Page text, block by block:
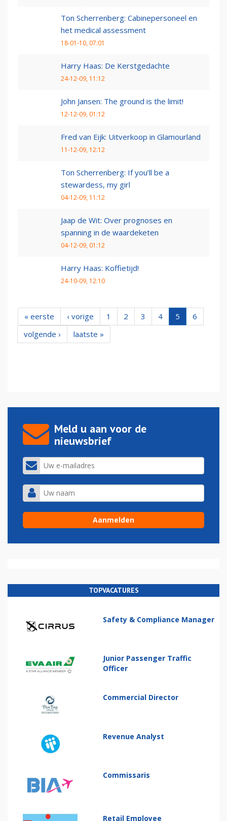
Ton Scherrenberg: Cabinepersoneel en
het medical assessment
18-01-10, 07:01
Harry Haas: De Kerstgedachte
24-12-09, 11:12
John Jansen: The ground is the limit!
12-12-09, 01:12
Fred van Eijk: Uitverkoop in Glamourland
11-12-09, 12:12
Ton Scherrenberg: If you’ll be a
stewardess, my girl
04-12-09, 11:12
Jaap de Wit: Over prognoses en
spanning in de waardeketen
04-12-09, 01:12
Harry Haas: Koffietijd!
24-10-09, 12:10
« eerste ‹ vorige 1 2 3 4 5
6
volgende ›
laatste »
Meld u aan voor de
nieuwsbrief
TOPVACATURES
Safety & Compliance Manager
Junior Passenger Traffic
Officer
Commercial Director
Revenue Analyst
Commissaris
Retail Employee